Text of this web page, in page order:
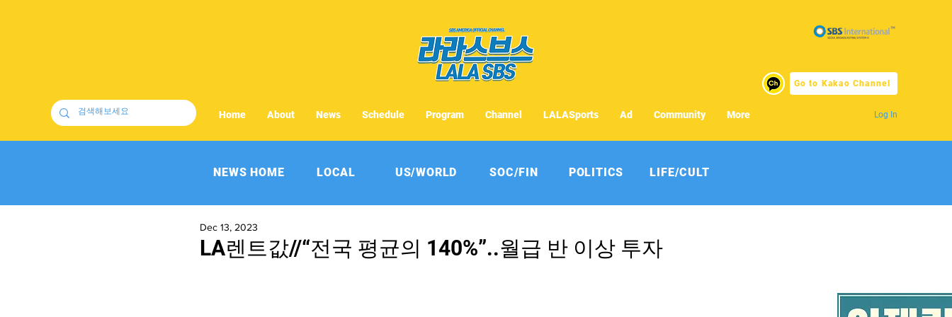
Go to Kakao Channel
Log In
Home About News Schedule Program Channel LALASports Ad Community More
NEWS HOME LOCAL US/WORLD SOC/FIN POLITICS LIFE/CULT
LA렌트값//“전국 평균의 140%”..월급 반 이상 투자
Dec 13, 2023